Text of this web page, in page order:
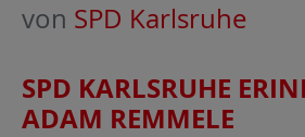
von SPD Karlsruhe
SPD KARLSRUHE
ADAM REMMELE